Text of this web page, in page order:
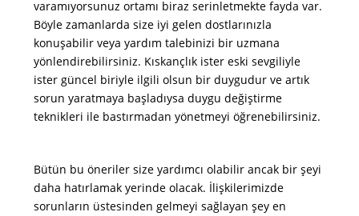
varamıyorsunuz ortamı biraz serinletmekte fayda var.
Böyle zamanlarda size iyi gelen dostlarınızla
konuşabilir veya yardım talebinizi bir uzmana
yönlendirebilirsiniz. Kıskançlık ister eski sevgiliyle
ister güncel biriyle ilgili olsun bir duygudur ve artık
sorun yaratmaya başladıysa duygu değiştirme
teknikleri ile bastırmadan yönetmeyi öğrenebilirsiniz.
Bütün bu öneriler size yardımcı olabilir ancak bir şeyi
daha hatırlamak yerinde olacak. İlişkilerimizde
sorunların üstesinden gelmeyi sağlayan şey en